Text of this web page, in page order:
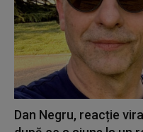
Dan Negru, reacție